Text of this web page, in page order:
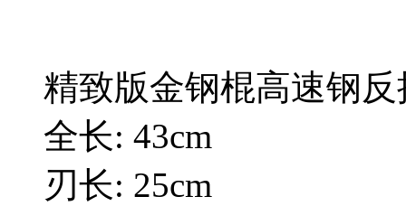
精致版金钢棍高速钢
全长: 43cm
刃长: 25cm